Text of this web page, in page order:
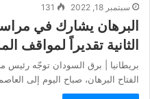
سبتمبر 18, 2022 131
البرهان يشارك في
الثانية تقديراً لمواقف
بريطانيا | برق السودان توجّه رئيس
الفتاح البرهان، صباح اليوم إلى